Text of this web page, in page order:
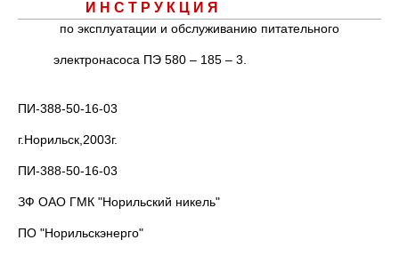
И Н С Т Р У К Ц И Я
по эксплуатации и обслуживанию питательного
электронасоса ПЭ 580 – 185 – 3.
ПИ-388-50-16-03
г.Норильск,2003г.
ПИ-388-50-16-03
ЗФ ОАО ГМК "Норильский никель"
ПО "Норильскэнерго"